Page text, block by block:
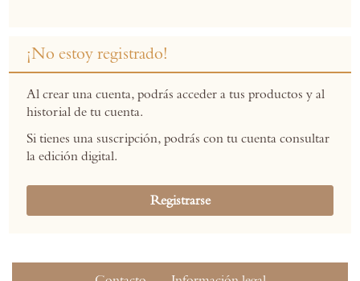
¡No estoy registrado!
Al crear una cuenta, podrás acceder a tus productos y al
historial de tu cuenta.
Si tienes una suscripción, podrás con tu cuenta consultar
la edición digital.
Registrarse